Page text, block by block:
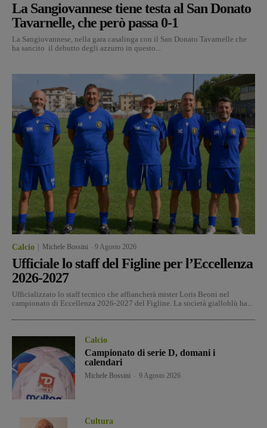
La Sangiovannese tiene testa al San Donato
Tavarnelle, che però passa 0-1
La Sangiovannese, nella gara casalinga con il San Donato Tavarnelle che
ha sancito il debutto degli azzurro in questo...
Calcio Michele Bossini 9 Agosto 2026
Ufficiale lo staff del Figline per l’Eccellenza
2026-2027
Ufficializzato lo staff tecnico che affiancherà mister Loris Beoni nel
campionato di Eccellenza 2026-2027 del Figline. La società gialloblù ha...
Calcio
Campionato di serie D, domani i
calendari
Michele Bossini 9 Agosto 2026
Cultura